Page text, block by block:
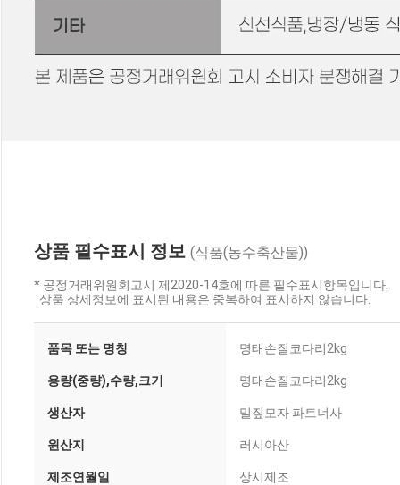
상품 필수표시 정보 (식품(농수축산물))
* 공정거래위원회고시 제2020-14호에 따른 필수표시항목입니다.
상품 상세정보에 표시된 내용은 중복하여 표시하지 않습니다.
품목 또는 명칭 명태손질코다리2kg
용량(중량),수량,크기 명태손질코다리2kg
생산자 밀짚모자 파트너사
원산지 러시아산
제조연월일 상시제조